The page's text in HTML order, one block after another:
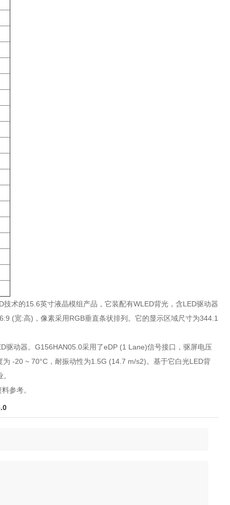
术的15.6英寸液晶模组产品，它装配有WLED背光，含LED驱动器
(宽:高)，像素采用RGB垂直条状排列。它的显示区域尺寸为344.1
驱动器。G156HAN05.0采用了eDP (1 Lane)信号接口，驱屏电压
-20 ~ 70°C，耐振动性为1.5G (14.7 m/s2)。基于它白光LED背
参考。